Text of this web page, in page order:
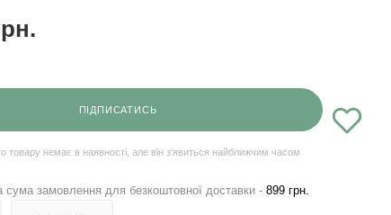
ПІДПИСАТИСЬ
товару немає в наявності, але він з'явиться найближчим часом
сума замовлення для безкоштовної доставки - 899 грн.